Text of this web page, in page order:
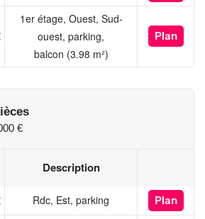
1er étage, Ouest, Sud-
ouest, parking,
balcon (3.98 m²)
Plan
€
Description
Rdc, Est, parking Plan